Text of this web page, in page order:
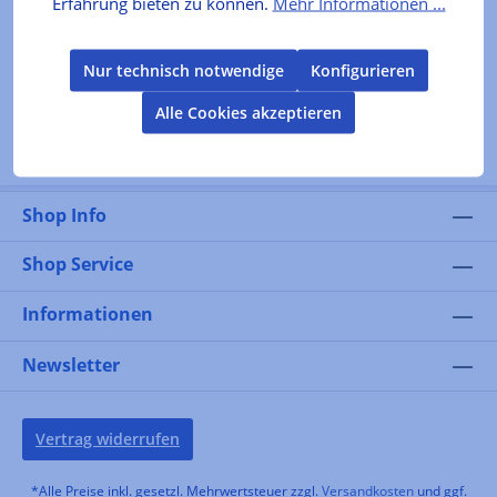
Shop Info
Shop Service
Informationen
Newsletter
Vertrag widerrufen
*Alle Preise inkl. gesetzl. Mehrwertsteuer zzgl. Versandkostenund ggf.
Nur technisch notwendige
Konfigurieren
Alle Cookies akzeptieren